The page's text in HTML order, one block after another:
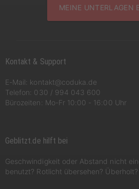
MEINE UNTERLAGEN
Kontakt & Support
E-Mail: kontakt@coduka.de
Telefon: 030 / 994 043 600
Bürozeiten: Mo-Fr 10:00 - 16:00 Uhr
Geblitzt.de hilft bei
Geschwindigkeit oder Abstand nicht
benutzt? Rotlicht übersehen? Überholt?